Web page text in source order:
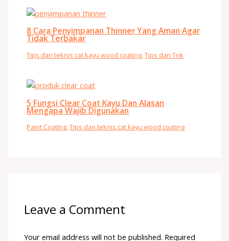
8 Cara Penyimpanan Thinner Yang Aman Agar
Tidak Terbakar
Tips dan teknis cat kayu wood coating,Tips dan Trik
5 Fungsi Clear Coat Kayu Dan Alasan
Mengapa Wajib Digunakan
Paint Coating,Tips dan teknis cat kayu wood coating
Leave a Comment
Your email address will not be published. Required